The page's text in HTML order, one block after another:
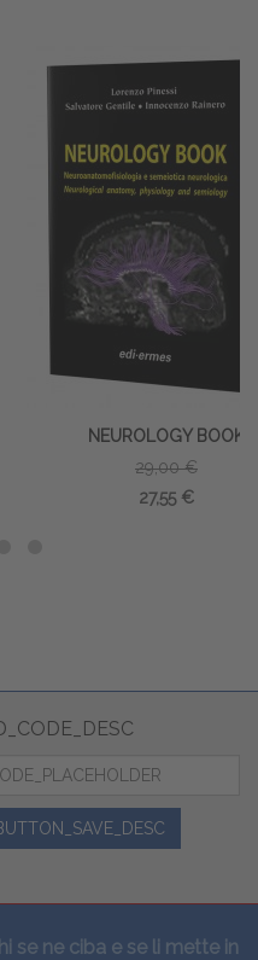
se ne ciba e se li mette in